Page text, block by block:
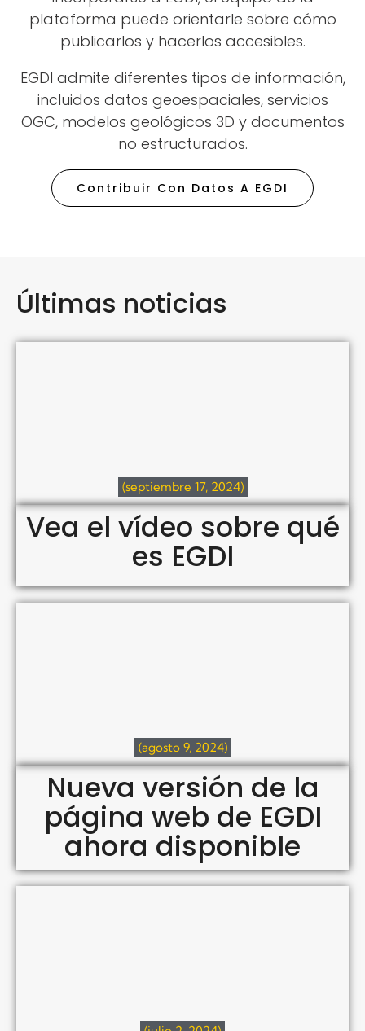
plataforma puede orientarle sobre cómo
publicarlos y hacerlos accesibles.
EGDI admite diferentes tipos de información,
incluidos datos geoespaciales, servicios
OGC, modelos geológicos 3D y documentos
no estructurados.
Contribuir Con Datos A EGDI
Últimas noticias
(septiembre 17, 2024)
Vea el vídeo sobre qué
es EGDI
(agosto 9, 2024)
Nueva versión de la
página web de EGDI
ahora disponible